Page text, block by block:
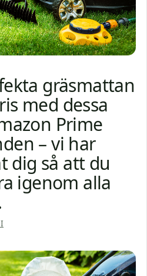
gräsmattan
med dessa
Prime
– vi har
dig så att du
igenom alla